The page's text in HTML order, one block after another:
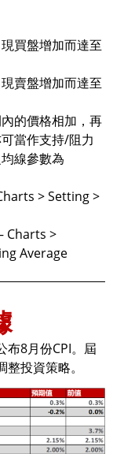
買盤增加而達至
賣盤增加而達至
的價格相加，再
當作支持/阻力
線參數為
> Setting >
Charts >
Average
布8月份CPI。屆
投資策略。